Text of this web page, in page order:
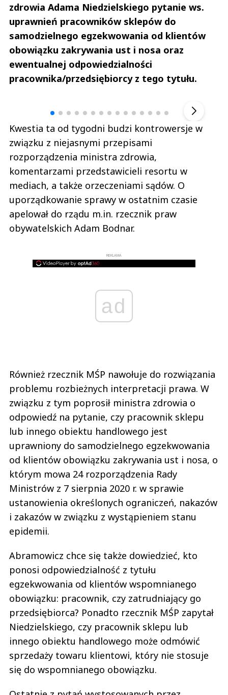
zdrowia Adama Niedzielskiego pytanie ws.
uprawnień pracowników sklepów do
samodzielnego egzekwowania od klientów
obowiązku zakrywania ust i nosa oraz
ewentualnej odpowiedzialności
pracownika/przedsiębiorcy z tego tytułu.
Kwestia ta od tygodni budzi kontrowersje w
związku z niejasnymi przepisami
rozporządzenia ministra zdrowia,
komentarzami przedstawicieli resortu w
mediach, a także orzeczeniami sądów. O
uporządkowanie sprawy w ostatnim czasie
apelował do rządu m.in. rzecznik praw
obywatelskich Adam Bodnar.
REKLAMA
ad
Również rzecznik MŚP nawołuje do rozwiązania
problemu rozbieżnych interpretacji prawa. W
związku z tym poprosił ministra zdrowia o
odpowiedź na pytanie, czy pracownik sklepu
lub innego obiektu handlowego jest
uprawniony do samodzielnego egzekwowania
od klientów obowiązku zakrywania ust i nosa, o
którym mowa 24 rozporządzenia Rady
Ministrów z 7 sierpnia 2020 r. w sprawie
ustanowienia określonych ograniczeń, nakazów
i zakazów w związku z wystąpieniem stanu
epidemii.
Abramowicz chce się także dowiedzieć, kto
ponosi odpowiedzialność z tytułu
egzekwowania od klientów wspomnianego
obowiązku: pracownik, czy zatrudniający go
przedsiębiorca? Ponadto rzecznik MŚP zapytał
Niedzielskiego, czy pracownik sklepu lub
innego obiektu handlowego może odmówić
sprzedaży towaru klientowi, który nie stosuje
się do wspomnianego obowiązku.
Andrzej i Marta Sterniccy